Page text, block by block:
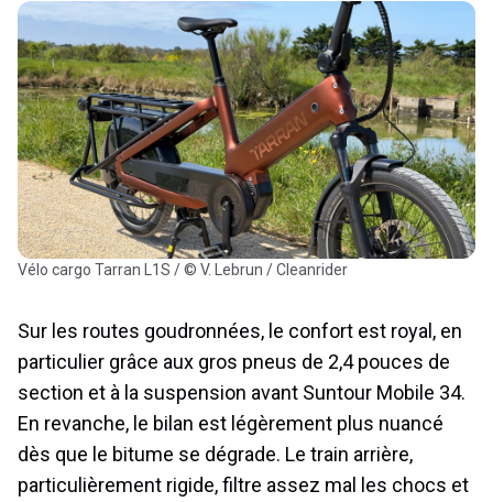
Vélo cargo Tarran L1S / © V. Lebrun / Cleanrider
Sur les routes goudronnées, le confort est royal, en
particulier grâce aux gros pneus de 2,4 pouces de
section et à la suspension avant Suntour Mobile 34.
En revanche, le bilan est légèrement plus nuancé
dès que le bitume se dégrade. Le train arrière,
particulièrement rigide, filtre assez mal les chocs et